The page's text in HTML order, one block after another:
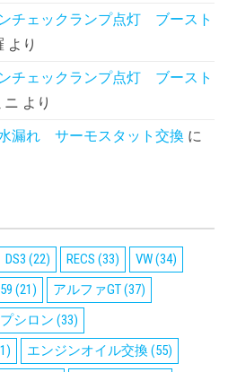
チェックランプ点灯 ブースト
より
チェックランプ点灯 ブースト
ニ より
れ サーモスタット交換 に
DS3 (22) RECS (33) VW(34)
(21) アルファGT(37)
シロン (33)
エンジンオイル交換(55)